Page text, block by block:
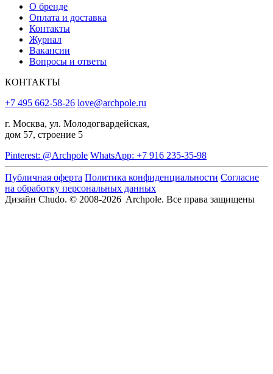
О бренде
Оплата и доставка
Контакты
Журнал
Вакансии
Вопросы и ответы
КОНТАКТЫ
+7 495 662-58-26 love@archpole.ru
г. Москва, ул. Молодогвардейская,
дом 57, строение 5
Pinterest: @Archpole WhatsApp: +7 916 235-35-98
Публичная оферта Политика конфиденциальности Согласие
на обработку персональных данных
Дизайн Chudo. © 2008-2026 Archpole. Все права защищены